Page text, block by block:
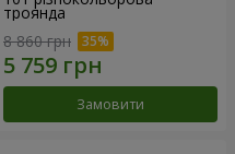
троянда
8 860 грн
Замовити